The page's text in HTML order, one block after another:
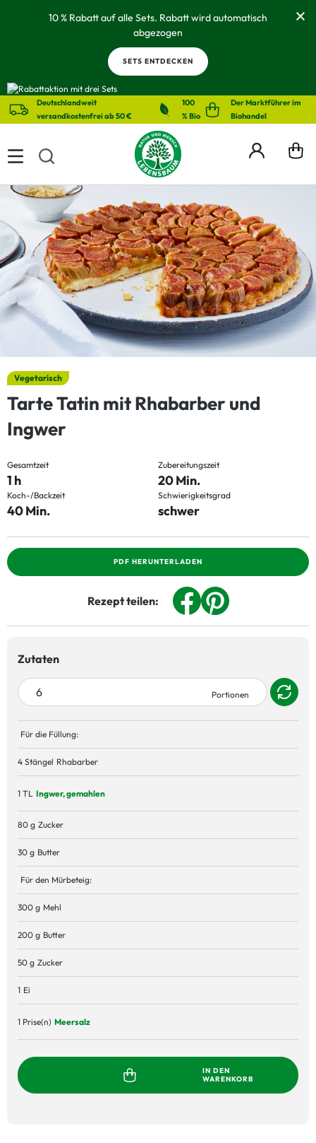
springen10 % Rabatt auf alle Sets. Rabatt wird automatisch
abgezogen
SETS ENTDECKEN
Deutschlandweit
versandkostenfrei ab 50 €
100
% Bio
Der Marktführer im
Biohandel
Vegetarisch
Tarte Tatin mit Rhabarber und
Ingwer
Gesamtzeit
1 h
Zubereitungszeit
20 Min.
Koch-/Backzeit
40 Min.
Schwierigkeitsgrad
schwer
PDF HERUNTERLADEN
Rezept teilen:
Zutaten
Für die Füllung:
4 Stängel Rhabarber
1 TL Ingwer, gemahlen
80 g Zucker
30 g Butter
Für den Mürbeteig:
300 g Mehl
200 g Butter
50 g Zucker
1 Ei
1 Prise(n) Meersalz
IN DEN
WARENKORB